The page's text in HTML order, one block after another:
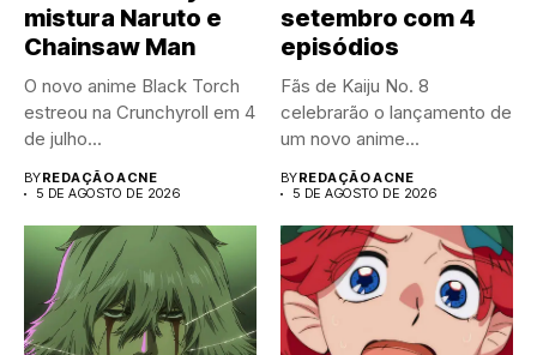
mistura Naruto e
Chainsaw Man
O novo anime Black Torch
estreou na Crunchyroll em 4
de julho...
BYREDAÇÃO ACNE
5 DE AGOSTO DE 2026
setembro com 4
episódios
Fãs de Kaiju No. 8
celebrarão o lançamento de
um novo anime...
BYREDAÇÃO ACNE
5 DE AGOSTO DE 2026